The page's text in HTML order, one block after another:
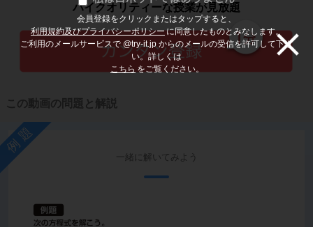
会員登録をクリックまたはタップすると、
利用規約及びプライバシーポリシーに同意したものとみなします。
ご利用のメールサービスで @try-it.jp からのメールの受信を許可して下さ
い。詳しくは
こちら をご覧ください。
ハイクオリティーな授業が見放題
この動画の問題と解説
例題
一緒に解いてみよう